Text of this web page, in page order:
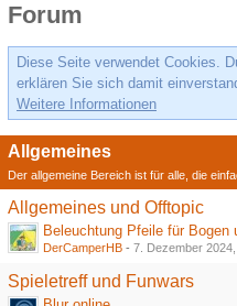
Forum
Diese Seite verwendet Cookies.
erklären Sie sich damit
Weitere Informationen
Allgemeines
Der allgemeine Bereich ist für alle, die
Allgemeines und Offtopic
Beleuchtung Pfeile für Bogen
DerCamperHB - 7. Dezember
Spieletreff und Funwars